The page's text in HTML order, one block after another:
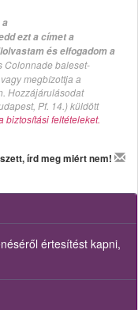
a
ezt a címet a
és elfogadom a
Colonnade baleset-
megbízottja a
Hozzájárulásodat
Pf. 14.) küldött
biztosítási feltételeket.
írd meg miért nem!
értesítést kapni,